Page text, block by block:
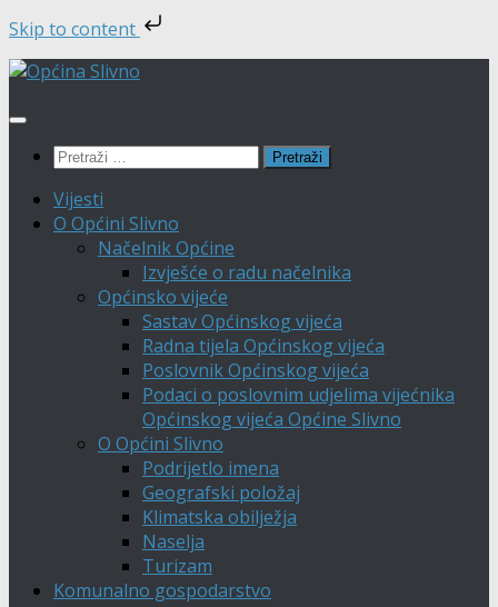
Skip to content
Skip
content
Pretraži:
Vijesti
O Općini Slivno
Načelnik Općine
Izvješće o radu načelnika
Općinsko vijeće
Sastav Općinskog vijeća
Radna tijela Općinskog vijeća
Poslovnik Općinskog vijeća
Podaci o poslovnim udjelima vijećnika
Općinskog vijeća Općine Slivno
O Općini Slivno
Podrijetlo imena
Geografski položaj
Klimatska obilježja
Naselja
Turizam
Komunalno gospodarstvo